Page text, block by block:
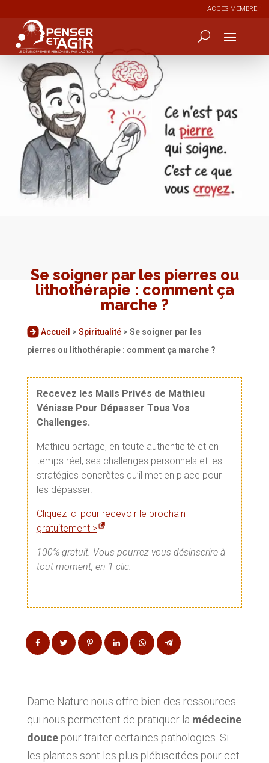
ACCÈS MEMBRE
Se soigner par les pierres ou
lithothérapie : comment ça
marche ?
Accueil > Spiritualité> Se soigner par les
pierres ou lithothérapie : comment ça marche ?
Recevez les Mails Privés de Mathieu
Vénisse Pour Dépasser Tous Vos
Challenges.
Mathieu partage, en toute authenticité et en
temps réel, ses challenges personnels et les
stratégies concrètes qu’il met en place pour
les dépasser.
Cliquez ici pour recevoir le prochain
gratuitement >
100% gratuit. Vous pourrez vous désinscrire à
tout moment, en 1 clic.
Dame Nature nous offre bien des ressources
qui nous permettent de pratiquer la médecine
doucepour traiter certaines pathologies. Si
les plantes sont les plus plébiscitées pour cet